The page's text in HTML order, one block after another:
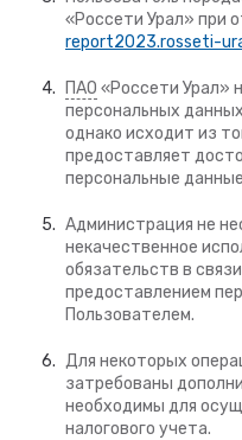
«Россети Урал» при
report2023.rosseti-
ПАО «Россети Урал»
персональных
однако исходит из
предоставляет
персональные
Администрация не
некачественное
обязательств в
предоставлением
Пользователем.
Для некоторых
затребованы
необходимы для
налогового учета.